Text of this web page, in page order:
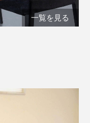
一覧を見る